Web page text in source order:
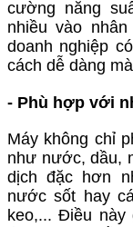
cường năng
nhiều vào
doanh nghiệp
cách dễ dàng
- Phù hợp với
Máy không chỉ
như nước, dầu,
dịch đặc hơn
nước sốt hay
keo,... Điều này